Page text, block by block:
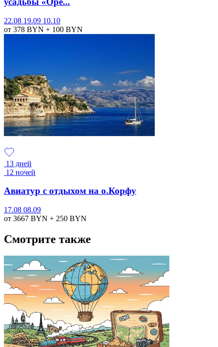
22.08 19.09 10.10
от 378 BYN + 100 BYN
13 дней
12 ночей
Авиатур с отдыхом на о.Корфу
17.08 08.09
от 3667 BYN + 250 BYN
Смотрите также